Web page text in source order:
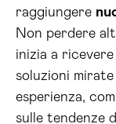
raggiungere
Non perdere
inizia a
soluzioni
esperienza,
sulle tendenze